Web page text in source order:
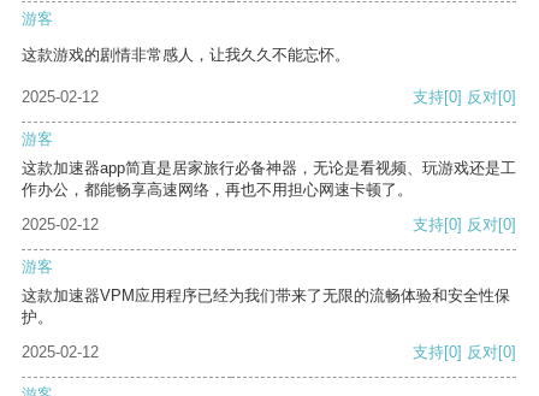
游客
这款游戏的剧情非常感人，让我久久不能忘怀。
2025-02-12 支持[0] 反对[0]
游客
这款加速器app简直是居家旅行必备神器，无论是看视频、玩游戏还是工
作办公，都能畅享高速网络，再也不用担心网速卡顿了。
2025-02-12
支持[0] 反对[0]
游客
这款加速器VPM应用程序已经为我们带来了无限的流畅体验和安全性保
护。
2025-02-12
支持[0] 反对[0]